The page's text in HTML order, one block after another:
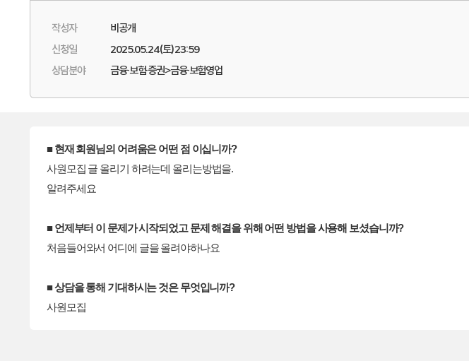
작성자
비공개
신청일
2025.05.24(토) 23:59
상담분야
금융·보험·증권>금융·보험영업
■ 현재 회원님의 어려움은 어떤 점 이십니까?
사원모집 글 올리기 하려는데 올리는방법을.
알려주세요
■ 언제부터 이 문제가 시작되었고 문제 해결을 위해 어떤 방법을 사용해 보셨습니까?
처음들어와서 어디에 글을 올려야하나요
■ 상담을 통해 기대하시는 것은 무엇입니까?
사원모집